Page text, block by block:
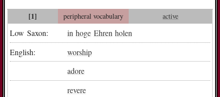
[1] peripheral vocabulary active
Low Saxon: in hoge Ehren holen
English:
worship
adore
revere